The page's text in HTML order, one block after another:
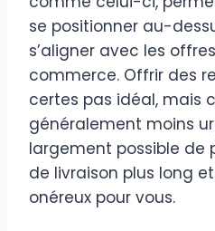
se positionner au-
s’aligner avec les
commerce. Offrir des
certes pas idéal, mais
généralement moins
largement possible de
de livraison plus long
onéreux pour vous.